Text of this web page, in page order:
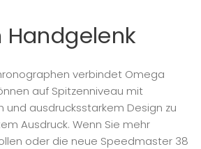
verbindet Omega
auf Spitzenniveau mit
und ausdrucksstarkem Design zu
Ausdruck. Wenn Sie mehr
oder die neue Speedmaster 38